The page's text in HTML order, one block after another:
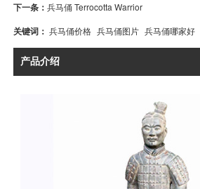
下一条：兵马俑 Terrocotta Warrior
关键词：兵马俑价格 兵马俑图片 兵马俑哪家好
产品介绍